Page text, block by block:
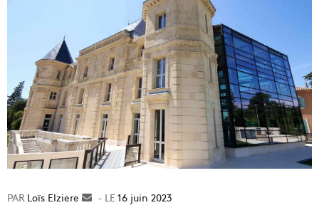
Loïs Elziere
Envoyer16 juin 2023